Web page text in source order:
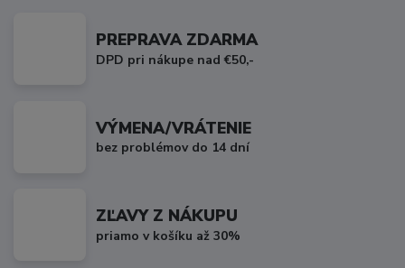
PREPRAVA ZDARMA
DPD pri nákupe nad €50,-
VÝMENA/VRÁTENIE
bez problémov do 14 dní
ZĽAVY Z NÁKUPU
priamo v košíku až 30%